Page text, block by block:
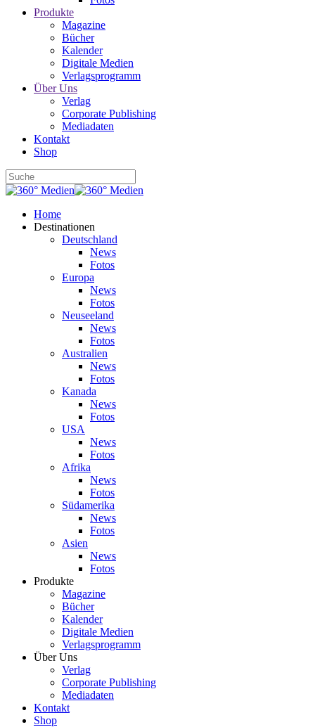
Produkte
Magazine
Bücher
Kalender
Digitale Medien
Verlagsprogramm
Über Uns
Verlag
Corporate Publishing
Mediadaten
Kontakt
Shop
Home
Destinationen
Deutschland
News
Fotos
Europa
News
Fotos
Neuseeland
News
Fotos
Australien
News
Fotos
Kanada
News
Fotos
USA
News
Fotos
Afrika
News
Fotos
Südamerika
News
Fotos
Asien
News
Fotos
Produkte
Magazine
Bücher
Kalender
Digitale Medien
Verlagsprogramm
Über Uns
Verlag
Corporate Publishing
Mediadaten
Kontakt
Shop